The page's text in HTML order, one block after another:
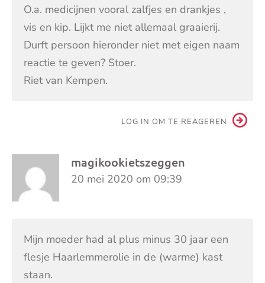
O.a. medicijnen vooral zalfjes en drankjes ,
vis en kip. Lijkt me niet allemaal graaierij.
Durft persoon hieronder niet met eigen naam
reactie te geven? Stoer.
Riet van Kempen.
LOG IN OM TE REAGEREN
magikookietszeggen
20 mei 2020 om 09:39
Mijn moeder had al plus minus 30 jaar een
flesje Haarlemmerolie in de (warme) kast
staan.